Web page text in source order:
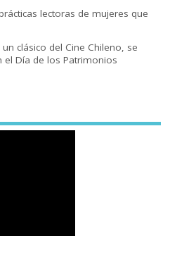
lectoras de mujeres que
clásico del Cine Chileno, se
el Día de los Patrimonios